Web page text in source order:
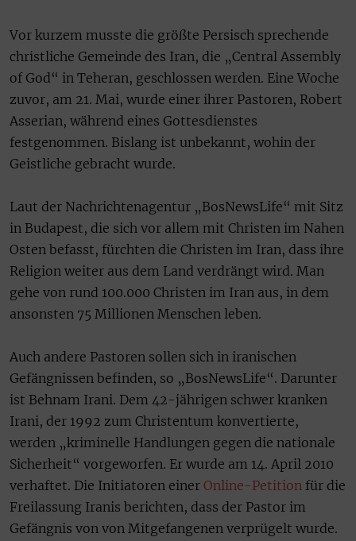
Vor kurzem musste die größte Persisch sprechende
christliche Gemeinde des Iran, die „Central Assembly
of God“ in Teheran, geschlossen werden. Eine Woche
zuvor, am 21. Mai, wurde einer ihrer Pastoren, Robert
Asserian, während eines Gottesdienstes
festgenommen. Bislang ist unbekannt, wohin der
Geistliche gebracht wurde.
Laut der Nachrichtenagentur „BosNewsLife“ mit Sitz
in Budapest, die sich vor allem mit Christen im Nahen
Osten befasst, fürchten die Christen im Iran, dass ihre
Religion weiter aus dem Land verdrängt wird. Man
gehe von rund 100.000 Christen im Iran aus, in dem
ansonsten 75 Millionen Menschen leben.
Auch andere Pastoren sollen sich in iranischen
Gefängnissen befinden, so „BosNewsLife“. Darunter
ist Behnam Irani. Dem 42-jährigen schwer kranken
Irani, der 1992 zum Christentum konvertierte,
werden „kriminelle Handlungen gegen die nationale
Sicherheit“ vorgeworfen. Er wurde am 14. April 2010
verhaftet. Die Initiatoren einer Online-Petition für die
Freilassung Iranis berichten, dass der Pastor im
Gefängnis von von Mitgefangenen verprügelt wurde.